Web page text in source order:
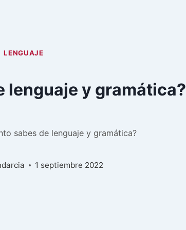
LENGUAJE
lenguaje y gramática?
sabes de lenguaje y gramática?
1 septiembre 2022